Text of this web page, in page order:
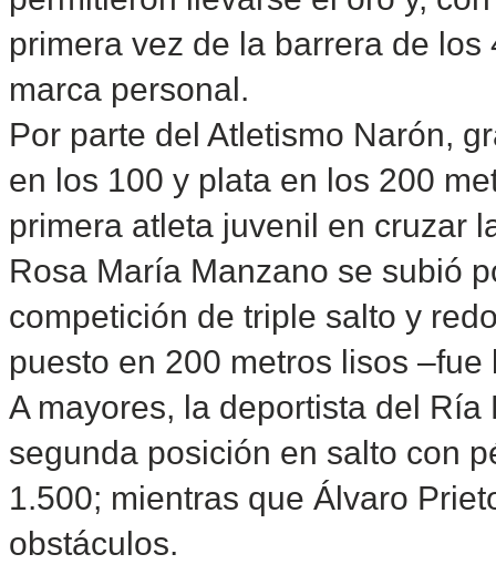
primera vez de la barrera de
marca personal.
Por parte del Atletismo Narón,
en los 100 y plata en los 200
primera atleta juvenil en cruzar
Rosa María Manzano se subió
competición de triple salto y
puesto en 200 metros lisos
A mayores, la deportista del
segunda posición en salto con
1.500; mientras que Álvaro
obstáculos.